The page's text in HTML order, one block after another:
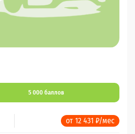
5 000 баллов
от 12 431 ₽/мес